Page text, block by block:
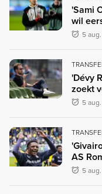
'Sami
wil
5
'Dévy
zoekt
5
AS
5